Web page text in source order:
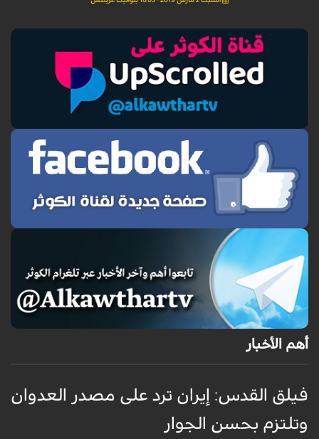
أهم الأخبار
فيلق القدس: إيران ترد على مصدر العدوان
وتلتزم بحسن الجوار